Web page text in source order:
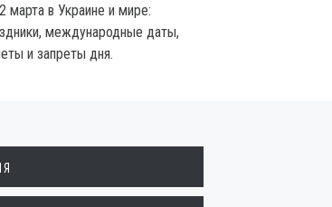
марта в Украине и мире:
международные даты,
и запреты дня.